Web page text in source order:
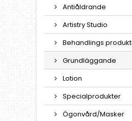
Antiåldrande
Artistry Studio
Behandlings
Grundläggande
Lotion
Specialprodukter
Ögonvård/Masker